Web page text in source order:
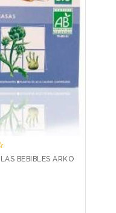
BEBIBLES ARKO